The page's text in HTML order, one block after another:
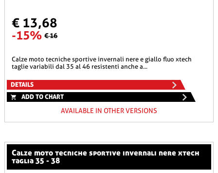
€ 13,68
-15% € 16
calze moto tecniche sportive invernali nere e giallo fluo xtech
taglie variabili dal 35 al 46 resistenti anche a...
DETAILS
ADD TO CHART
AVAILABLE IN OTHER VERSIONS
calze moto tecniche sportive invernali nere xtech
taglia 35 - 38